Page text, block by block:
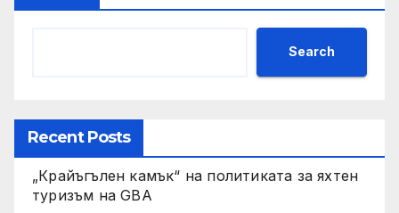
Search
Recent Posts
„Крайъгълен камък“ на политиката за яхтен
туризъм на GBA